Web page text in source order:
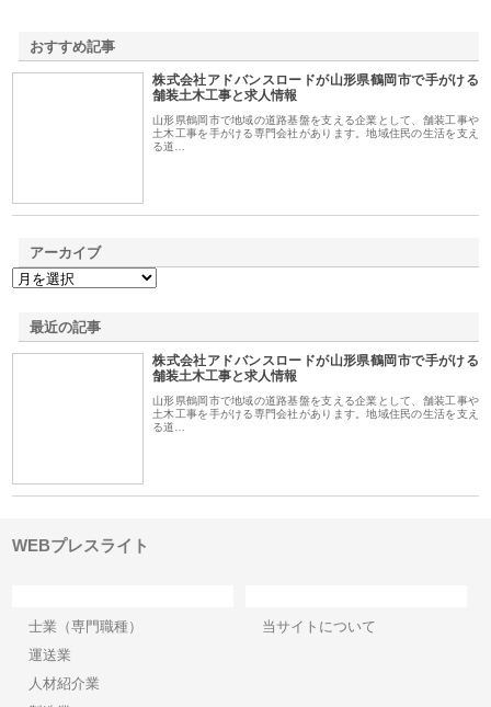
おすすめ記事
株式会社アドバンスロードが山形県鶴岡市で手がける
舗装土木工事と求人情報
山形県鶴岡市で地域の道路基盤を支える企業として、舗装工事や
土木工事を手がける専門会社があります。地域住民の生活を支え
る道…
アーカイブ
最近の記事
株式会社アドバンスロードが山形県鶴岡市で手がける
舗装土木工事と求人情報
山形県鶴岡市で地域の道路基盤を支える企業として、舗装工事や
土木工事を手がける専門会社があります。地域住民の生活を支え
る道…
WEBプレスライト
士業（専門職種）
運送業
人材紹介業
当サイトについて